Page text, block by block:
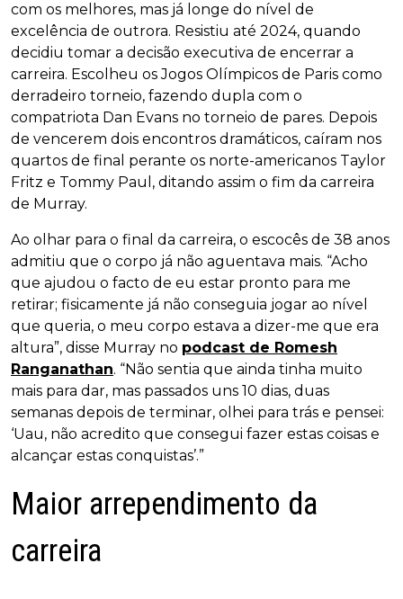
com os melhores, mas já longe do nível de
excelência de outrora. Resistiu até 2024, quando
decidiu tomar a decisão executiva de encerrar a
carreira. Escolheu os Jogos Olímpicos de Paris como
derradeiro torneio, fazendo dupla com o
compatriota Dan Evans no torneio de pares. Depois
de vencerem dois encontros dramáticos, caíram nos
quartos de final perante os norte-americanos Taylor
Fritz e Tommy Paul, ditando assim o fim da carreira
de Murray.
Ao olhar para o final da carreira, o escocês de 38 anos
admitiu que o corpo já não aguentava mais. “Acho
que ajudou o facto de eu estar pronto para me
retirar; fisicamente já não conseguia jogar ao nível
que queria, o meu corpo estava a dizer-me que era
altura”, disse Murray no podcast de Romesh
Ranganathan. “Não sentia que ainda tinha muito
mais para dar, mas passados uns 10 dias, duas
semanas depois de terminar, olhei para trás e pensei:
‘Uau, não acredito que consegui fazer estas coisas e
alcançar estas conquistas’.”
Maior arrependimento da
carreira